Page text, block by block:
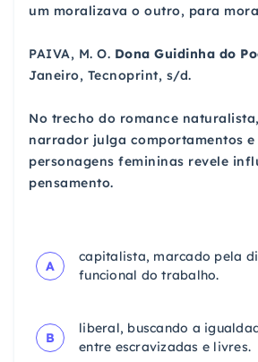
um moralizava o outro, para
PAIVA, M. O. Dona Guidinha do
Janeiro, Tecnoprint, s/d.
No trecho do romance
narrador julga comportamentos e
personagens femininas revele
pensamento.
A
capitalista, marcado pela
funcional dotrabalho.
B
liberal, buscando a
entre escravizadas e livres.